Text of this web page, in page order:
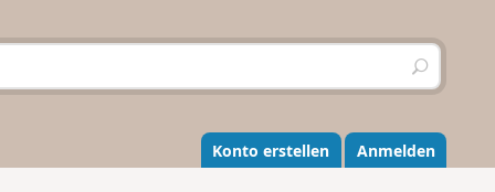
S
u
h
e
n
Konto erstellen Anmelden